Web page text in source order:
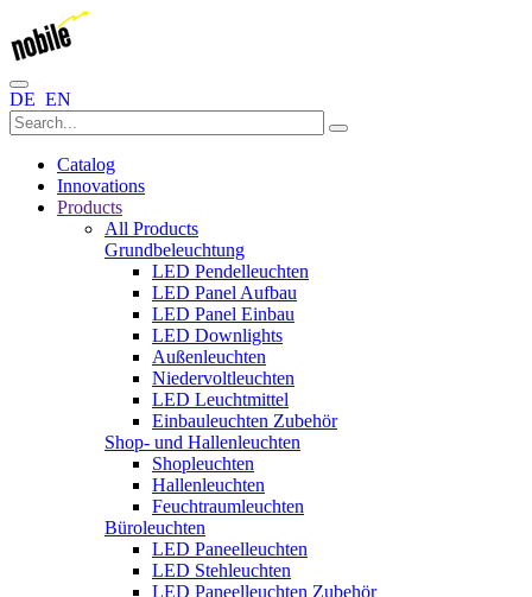
DE EN
Catalog
Innovations
Products
All Products
Grundbeleuchtung
LED Pendelleuchten
LED Panel Aufbau
LED Panel Einbau
LED Downlights
Außenleuchten
Niedervoltleuchten
LED Leuchtmittel
Einbauleuchten Zubehör
Shop- und Hallenleuchten
Shopleuchten
Hallenleuchten
Feuchtraumleuchten
Büroleuchten
LED Paneelleuchten
LED Stehleuchten
LED Paneelleuchten Zubehör